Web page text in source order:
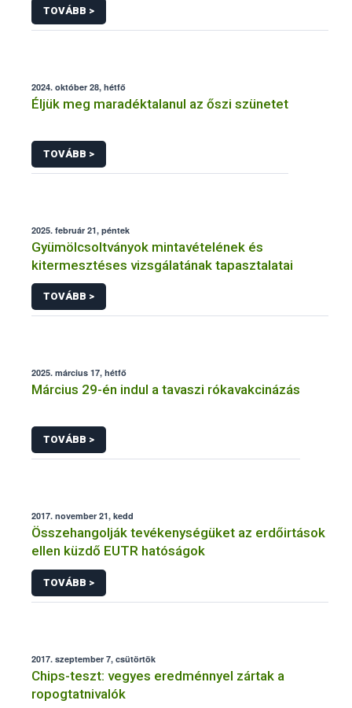
TOVÁBB >
2024. október 28, hétfő
Éljük meg maradéktalanul az őszi szünetet
TOVÁBB >
2025. február 21, péntek
Gyümölcsoltványok mintavételének és
kitermesztéses vizsgálatának tapasztalatai
TOVÁBB >
2025. március 17, hétfő
Március 29-én indul a tavaszi rókavakcinázás
TOVÁBB >
2017. november 21, kedd
Összehangolják tevékenységüket az erdőirtások
ellen küzdő EUTR hatóságok
TOVÁBB >
2017. szeptember 7, csütörtök
Chips-teszt: vegyes eredménnyel zártak a
ropogtatnivalók